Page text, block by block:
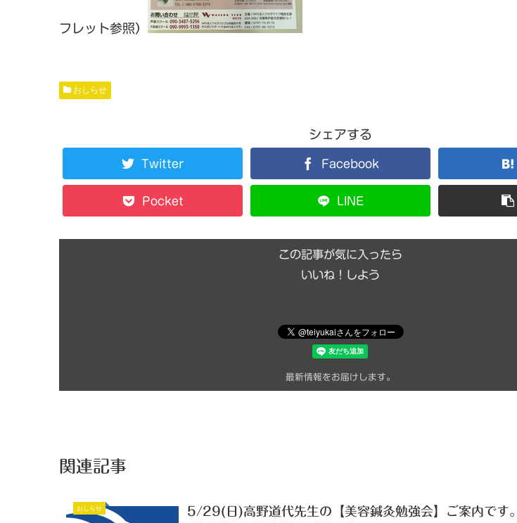
フレット参照）
おしらせ
シェアする
Twitter Facebook
Pocket LINE
この記事が気に入ったら
いいね！しよう
最新情報をお届けします。
関連記事
おしらせ 5/29(日)高野道代先生の【美容鍼灸勉強会】ご案内です。